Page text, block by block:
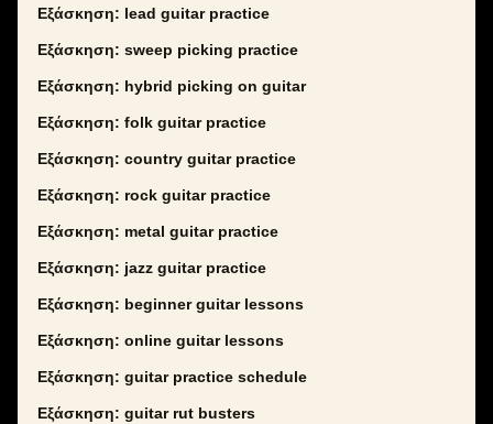
Εξάσκηση: lead guitar practice
Εξάσκηση: sweep picking practice
Εξάσκηση: hybrid picking on guitar
Εξάσκηση: folk guitar practice
Εξάσκηση: country guitar practice
Εξάσκηση: rock guitar practice
Εξάσκηση: metal guitar practice
Εξάσκηση: jazz guitar practice
Εξάσκηση: beginner guitar lessons
Εξάσκηση: online guitar lessons
Εξάσκηση: guitar practice schedule
Εξάσκηση: guitar rut busters